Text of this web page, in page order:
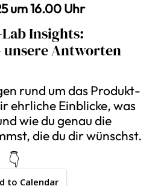
um 16.00 Uhr
Insights:
unsere Antworten
rund um das Produkt-
ehrliche Einblicke, was
wie du genau die
die du dir wünschst.
👇
to Calendar